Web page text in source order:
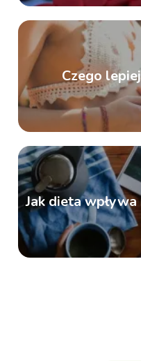
Czego
Jak dieta